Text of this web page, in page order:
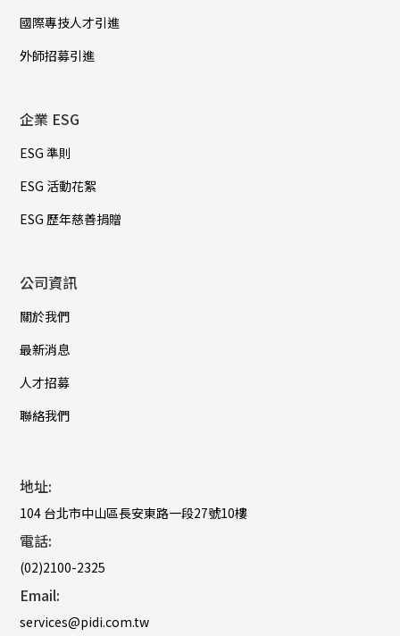
國際專技人才引進
外師招募引進
企業 ESG
ESG 準則
ESG 活動花絮
ESG 歷年慈善捐贈
公司資訊
關於我們
最新消息
人才招募
聯絡我們
地址:
104 台北市中山區長安東路一段27號10樓
電話:
(02)2100-2325
Email:
services@pidi.com.tw